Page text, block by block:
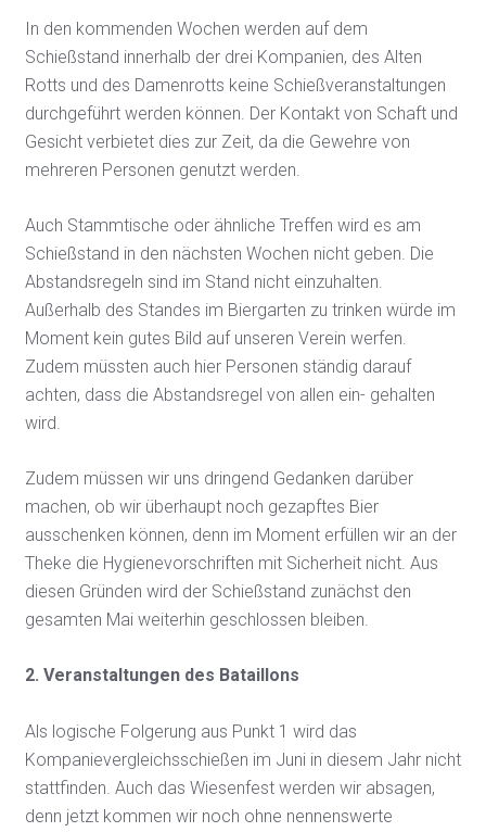
In den kommenden Wochen werden auf dem
Schießstand innerhalb der drei Kompanien, des Alten
Rotts und des Damenrotts keine Schießveranstaltungen
durchgeführt werden können. Der Kontakt von Schaft und
Gesicht verbietet dies zur Zeit, da die Gewehre von
mehreren Personen genutzt werden.
Auch Stammtische oder ähnliche Treffen wird es am
Schießstand in den nächsten Wochen nicht geben. Die
Abstandsregeln sind im Stand nicht einzuhalten.
Außerhalb des Standes im Biergarten zu trinken würde im
Moment kein gutes Bild auf unseren Verein werfen.
Zudem müssten auch hier Personen ständig darauf
achten, dass die Abstandsregel von allen ein- gehalten
wird.
Zudem müssen wir uns dringend Gedanken darüber
machen, ob wir überhaupt noch gezapftes Bier
ausschenken können, denn im Moment erfüllen wir an der
Theke die Hygienevorschriften mit Sicherheit nicht. Aus
diesen Gründen wird der Schießstand zunächst den
gesamten Mai weiterhin geschlossen bleiben.
2. Veranstaltungen des Bataillons
Als logische Folgerung aus Punkt 1 wird das
Kompanievergleichsschießen im Juni in diesem Jahr nicht
stattfinden. Auch das Wiesenfest werden wir absagen,
denn jetzt kommen wir noch ohne nennenswerte